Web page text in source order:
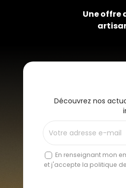
Une offre
Découvrez nos
En renseignant mon
et j'accepte la politique